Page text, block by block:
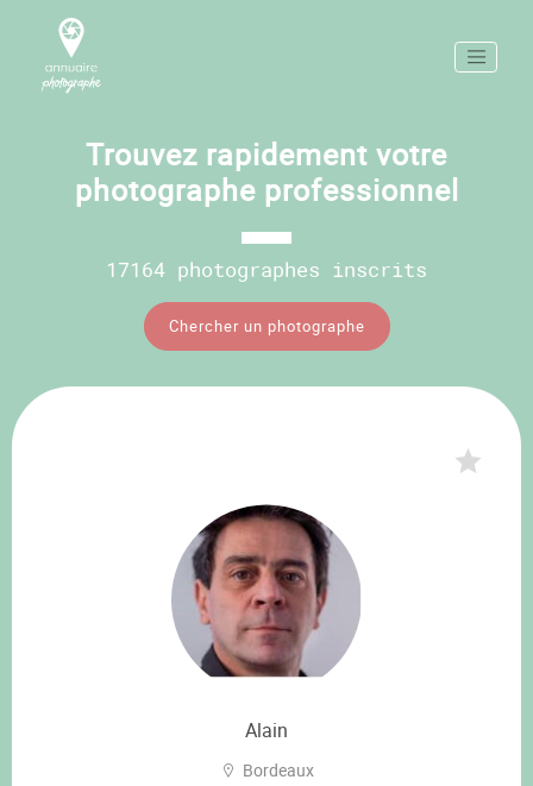
Trouvez rapidement votre
photographe professionnel
17164 photographes inscrits
Chercher un photographe
Alain
Bordeaux